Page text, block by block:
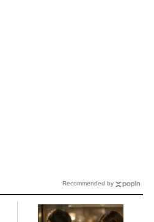
Recommended by